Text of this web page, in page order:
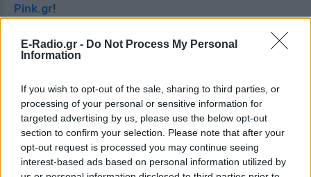
E-Radio.gr - Do Not Process My Personal
Information
If you wish to opt-out of the sale, sharing to third parties, or
processing of your personal or sensitive information for
targeted advertising by us, please use the below opt-out
section to confirm your selection. Please note that after your
opt-out request is processed you may continue seeing
interest-based ads based on personal information utilized by
Pink.gr!
Ακολουθήστε το E-Radio.gr και στο Instagram